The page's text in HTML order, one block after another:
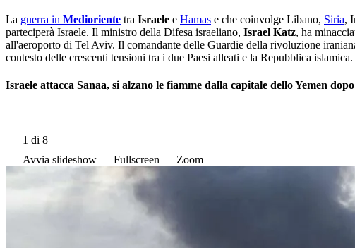
La guerra in Medioriente tra Israele e Hamas e che coinvolge Libano, Siria,
parteciperà Israele. Il ministro della Difesa israeliano, Israel Katz, ha
all'aeroporto di Tel Aviv. Il comandante delle Guardie della rivoluzione
contesto delle crescenti tensioni tra i due Paesi alleati e la Repubblica islamica.
Israele attacca Sanaa, si alzano le fiamme dalla capitale dello Yemen
1 di 8
Avvia slideshow
Fullscreen Zoom